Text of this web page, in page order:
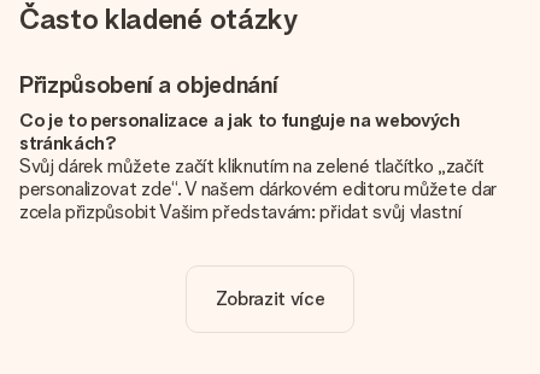
Často kladené otázky
Přizpůsobení a objednání
Co je to personalizace a jak to funguje na webových
stránkách?
Svůj dárek můžete začít kliknutím na zelené tlačítko „začít
personalizovat zde“. V našem dárkovém editoru můžete dar
zcela přizpůsobit Vašim představám: přidat svůj vlastní
Je personalizace zahrnuta v ceně?
Zobrazit více